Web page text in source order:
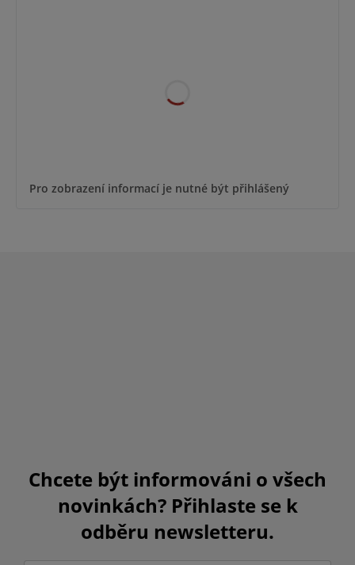
Pro zobrazení informací je nutné být přihlášený
Chcete být informováni o všech
novinkách? Přihlaste se k
odběru newsletteru.